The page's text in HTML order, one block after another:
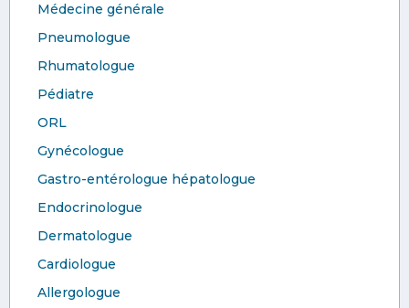
Médecine générale
Pneumologue
Rhumatologue
Pédiatre
ORL
Gynécologue
Gastro-entérologue hépatologue
Endocrinologue
Dermatologue
Cardiologue
Allergologue